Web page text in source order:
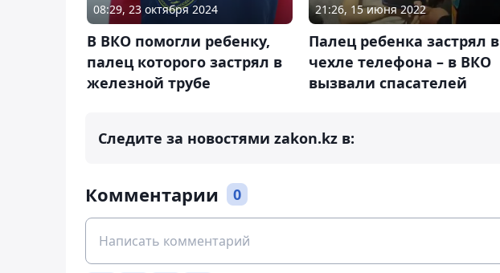
08:29, 23 октября 2024
В ВКО помогли ребенку,
палец которого застрял в
железной трубе
21:26, 15 июня 2022
Палец ребенка застрял в
чехле телефона – в ВКО
вызвали спасателей
Следите за новостями zakon.kz в:
Комментарии 0